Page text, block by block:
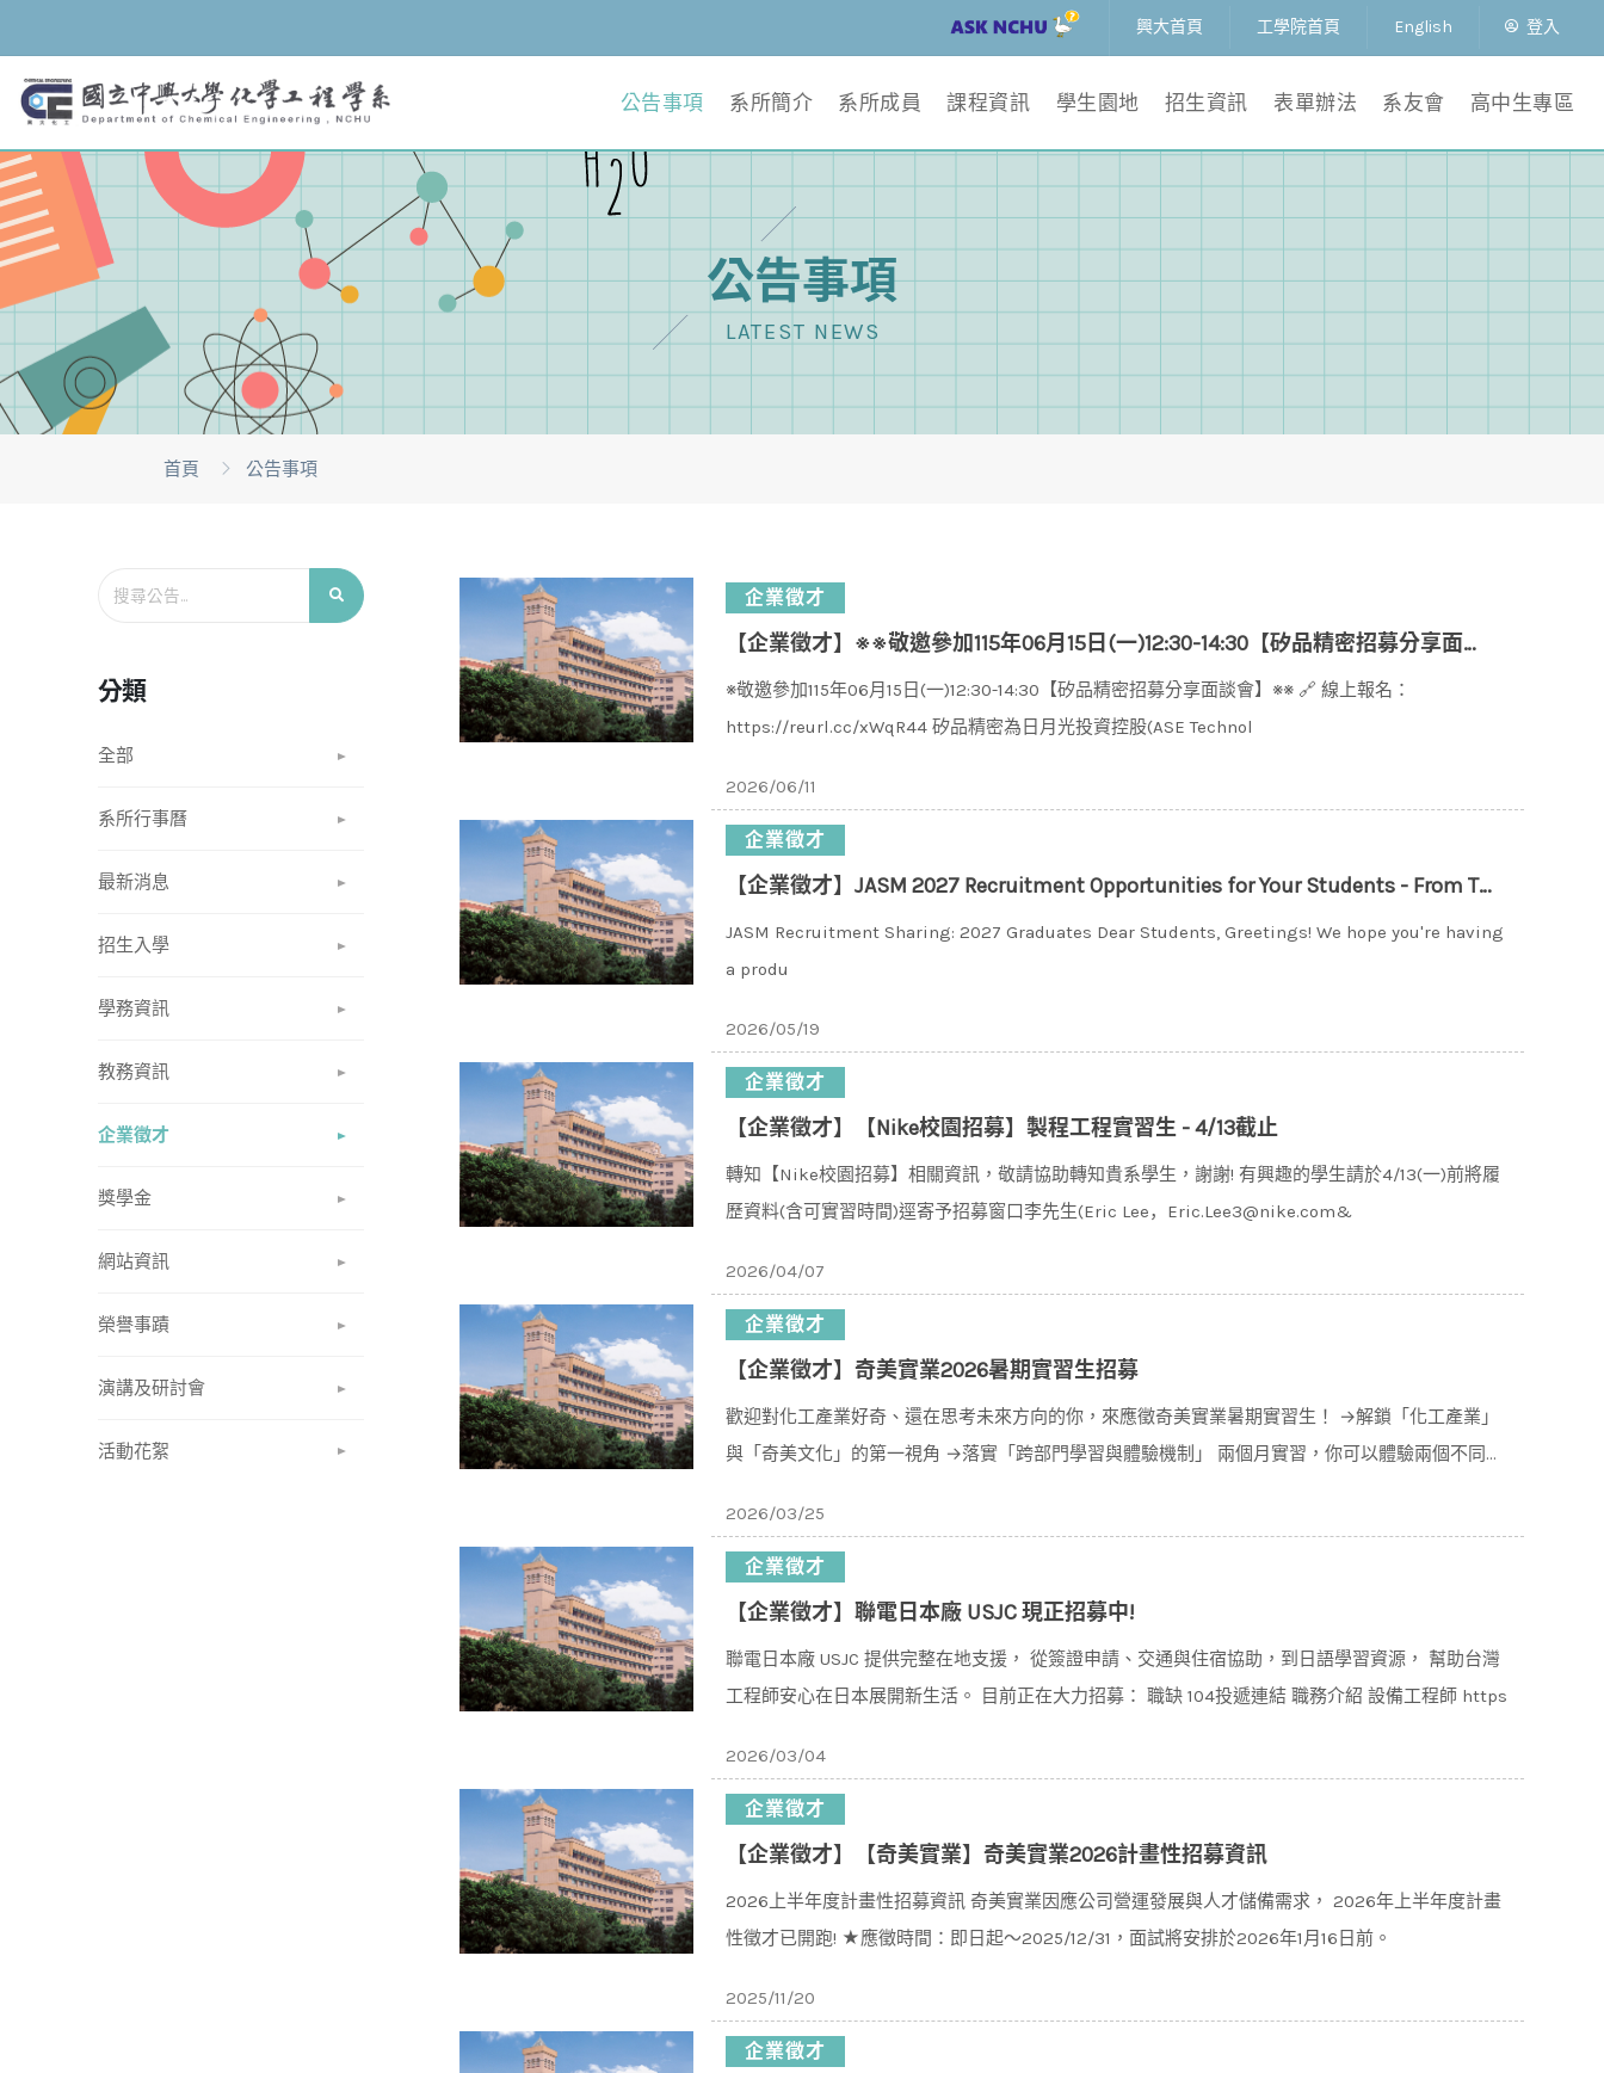
興大首頁 工學院首頁 English 登入
公告事項 系所簡介 系所成員 課程資訊 學生園地 招生資訊 表單辦法 系友會 高中生專區
公告事項
LATEST NEWS
首頁 公告事項
分類
全部
系所行事曆
最新消息
招生入學
學務資訊
教務資訊
企業徵才
獎學金
網站資訊
榮譽事蹟
演講及研討會
活動花絮
企業徵才
【企業徵才】※※敬邀參加115年06月15日(一)12:30-14:30【矽品精密招募分享面談會】※※
※敬邀參加115年06月15日(一)12:30-14:30【矽品精密招募分享面談會】※※ 🔗 線上報名：
https://reurl.cc/xWqR44 矽品精密為日月光投資控股(ASE Technol
2026/06/11
企業徵才
【企業徵才】JASM 2027 Recruitment Opportunities for Your Students - From TSMC Talent Acquisition台積電日本子公司徵才訊息
JASM Recruitment Sharing: 2027 Graduates Dear Students, Greetings! We hope you're having
a produ
2026/05/19
企業徵才
【企業徵才】【Nike校園招募】製程工程實習生 - 4/13截止
轉知【Nike校園招募】相關資訊，敬請協助轉知貴系學生，謝謝! 有興趣的學生請於4/13(一)前將履
歷資料(含可實習時間)逕寄予招募窗口李先生(Eric Lee，Eric.Lee3@nike.com&
2026/04/07
企業徵才
【企業徵才】奇美實業2026暑期實習生招募
歡迎對化工產業好奇、還在思考未來方向的你，來應徵奇美實業暑期實習生！ →解鎖「化工產業」
與「奇美文化」的第一視角 →落實「跨部門學習與體驗機制」 兩個月實習，你可以體驗兩個不同單
2026/03/25
企業徵才
【企業徵才】聯電日本廠 USJC 現正招募中!
聯電日本廠 USJC 提供完整在地支援， 從簽證申請、交通與住宿協助，到日語學習資源， 幫助台灣
工程師安心在日本展開新生活。 目前正在大力招募： 職缺 104投遞連結 職務介紹 設備工程師 https
2026/03/04
企業徵才
【企業徵才】【奇美實業】奇美實業2026計畫性招募資訊
2026上半年度計畫性招募資訊 奇美實業因應公司營運發展與人才儲備需求， 2026年上半年度計畫
性徵才已開跑! ★應徵時間：即日起～2025/12/31，面試將安排於2026年1月16日前。
2025/11/20
企業徵才